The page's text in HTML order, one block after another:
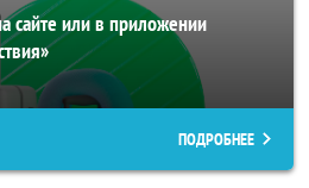
сайте или в приложении
ПОДРОБНЕЕ